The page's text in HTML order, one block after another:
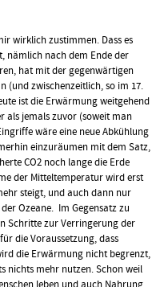
wirklich zustimmen. Dass es
nämlich nach dem Ende der
hat mit der gegenwärtigen
(und zwischenzeitlich, so im 17.
ist die Erwärmung weitgehend
als jemals zuvor (soweit man
wäre eine neue Abkühlung
einzuräumen mit dem Satz,
CO2 noch lange die Erde
der Mitteltemperatur wird erst
steigt, und auch dann nur
Ozeane. Im Gegensatz zu
Schritte zur Verringerung der
die Voraussetzung, dass
die Erwärmung nicht begrenzt,
nichts mehr nutzen. Schon weil